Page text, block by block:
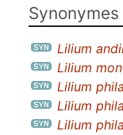
Synonymes
Lilium
Lilium
Lilium
Lilium
Lilium